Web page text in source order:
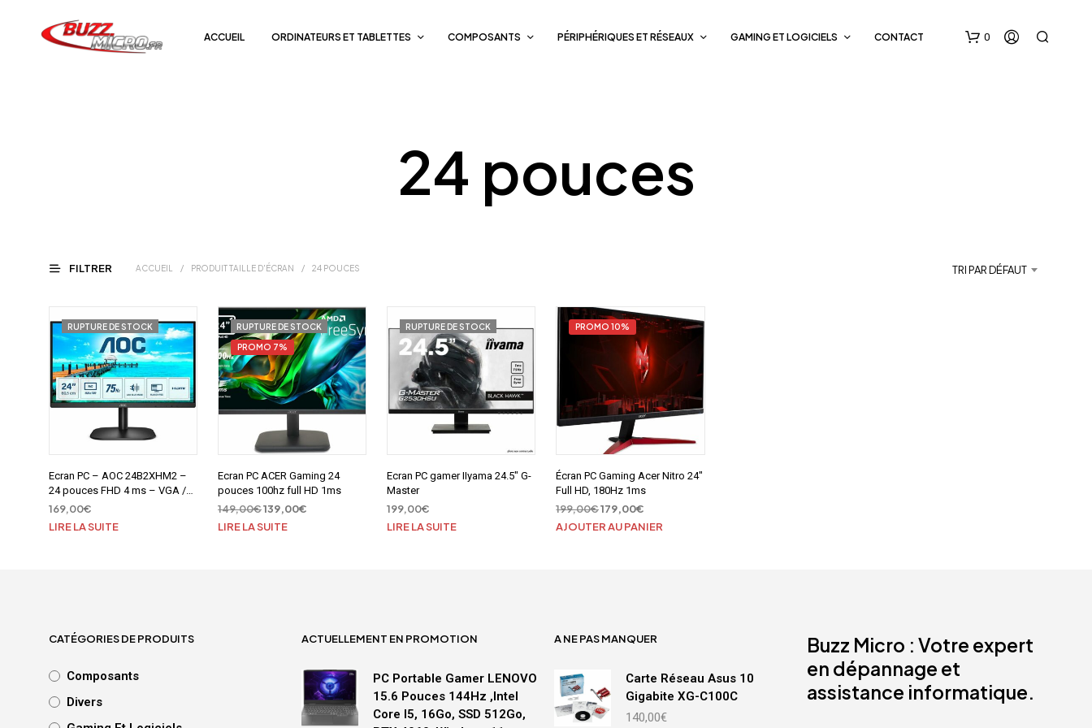
ACCUEIL ORDINATEURS ET TABLETTES COMPOSANTS PÉRIPHÉRIQUES ET RÉSEAUX GAMING ET LOGICIELS CONTACT 0
R
24 pouces
FILTRER ACCUEIL / PRODUIT TAILLE D'ÉCRAN / 24 POUCES TRI PAR DÉFAUT
RUPTURE DE STOCK
Ecran PC – AOC 24B2XHM2 –
24 pouces FHD 4 ms – VGA /
HDMI 1.4
169,00€
LIRE LA SUITE
RUPTURE DE STOCK
PROMO 7%
Ecran PC ACER Gaming 24
pouces 100hz full HD 1ms
149,00€Le
prix
139,00€
LIRE LA SUITE
RUPTURE DE STOCK
Ecran PC gamer IIyama 24.5″ G-
Master
199,00€
LIRE LA SUITE
PROMO 10%
Écran PC Gaming Acer Nitro 24″
Full HD, 180Hz 1ms
199,00€Le
prix
179,00€
prix
AJOUTER AU PANIER
CATÉGORIES DE PRODUITS
Composants
Divers
ACTUELLEMENT EN PROMOTION
PC Portable Gamer LENOVO
15.6 Pouces 144Hz ,Intel
Core I5, 16Go, SSD 512Go,
A NE PAS MANQUER
Carte Réseau Asus 10
Gigabite XG-C100C
140,00€
Buzz Micro : Votre expert
en dépannage et
assistance informatique.